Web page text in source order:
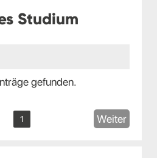
Studium
gefunden.
1 Weiter